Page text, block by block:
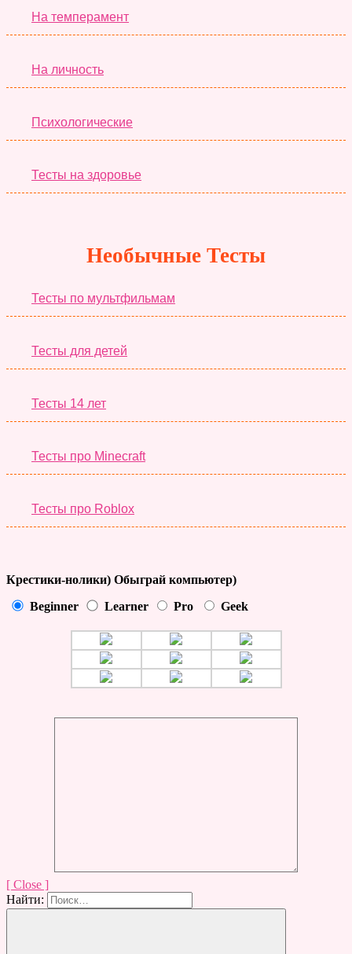
На темперамент
На личность
Психологические
Тесты на здоровье
Необычные Тесты
Тесты по мультфильмам
Тесты для детей
Тесты 14 лет
Тесты про Minecraft
Тесты про Roblox
Крестики-нолики) Обыграй компьютер)
Beginner Learner Pro Geek
[ Close ]
Найти: